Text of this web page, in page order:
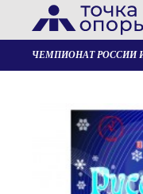
ЧЕМПИОНАТ РОССИИ